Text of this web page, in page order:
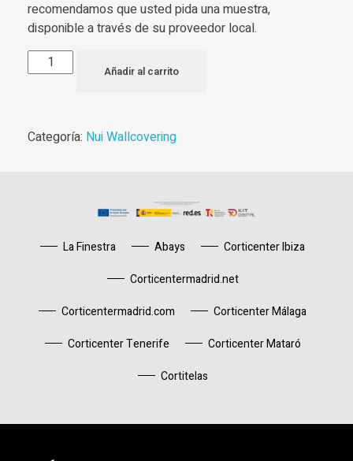
recomendamos que usted pida una muestra,
disponible a través de su proveedor local.
Añadir al carrito
Categoría: Nui Wallcovering
La Finestra Abays
Corticenter Ibiza
Corticentermadrid.net
Corticentermadrid.com
Corticenter Málaga
Corticenter Tenerife
Corticenter Mataró
Cortitelas